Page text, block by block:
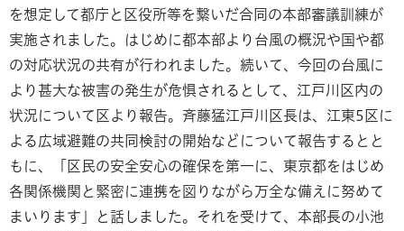
を想定して都庁と区役所等を繋いだ合同の本部審議訓練が
実施されました。はじめに都本部より台風の概況や国や都
の対応状況の共有が行われました。続いて、今回の台風に
より甚大な被害の発生が危惧されるとして、江戸川区内の
状況について区より報告。斉藤猛江戸川区長は、江東5区に
よる広域避難の共同検討の開始などについて報告するとと
もに、「区民の安全安心の確保を第一に、東京都をはじめ
各関係機関と緊密に連携を図りながら万全な備えに努めて
まいります」と話しました。それを受けて、本部長の小池